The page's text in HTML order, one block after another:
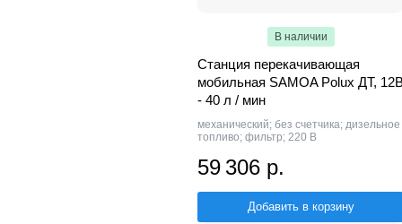
В наличии
Станция перекачивающая
мобильная SAMOA Polux ДТ,
- 40 л / мин
механический; без счетчика; дизельное
топливо; фильтр; 220 В
59 306 р.
Добавить в корзину